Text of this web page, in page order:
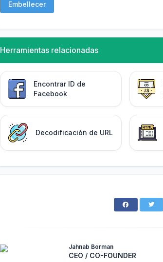
Embellecer
Herramientas relacionadas
Encontrar ID de
Facebook
Decodificación de URL
Jahnab Borman
CEO / CO-FOUNDER